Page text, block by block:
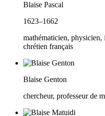
Blaise Pascal
1623–1662
mathématicien,
chrétien français
Blaise Genton
chercheur, professeur de